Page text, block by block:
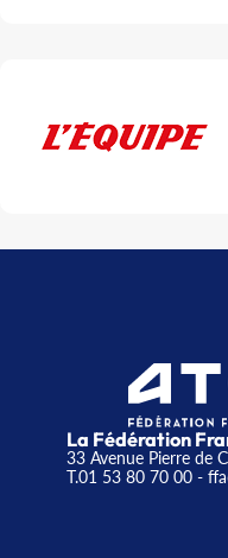
La Fédération
33 Avenue Pierre de
T.01 53 80 70 00-